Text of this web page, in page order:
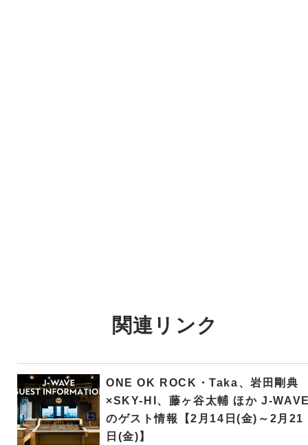
関連リンク
ONE OK ROCK・Taka、岩田剛典
×SKY-HI、藤ヶ谷太輔 ほか J-
のゲスト情報【2月14日(金)～2月21
日(金)】